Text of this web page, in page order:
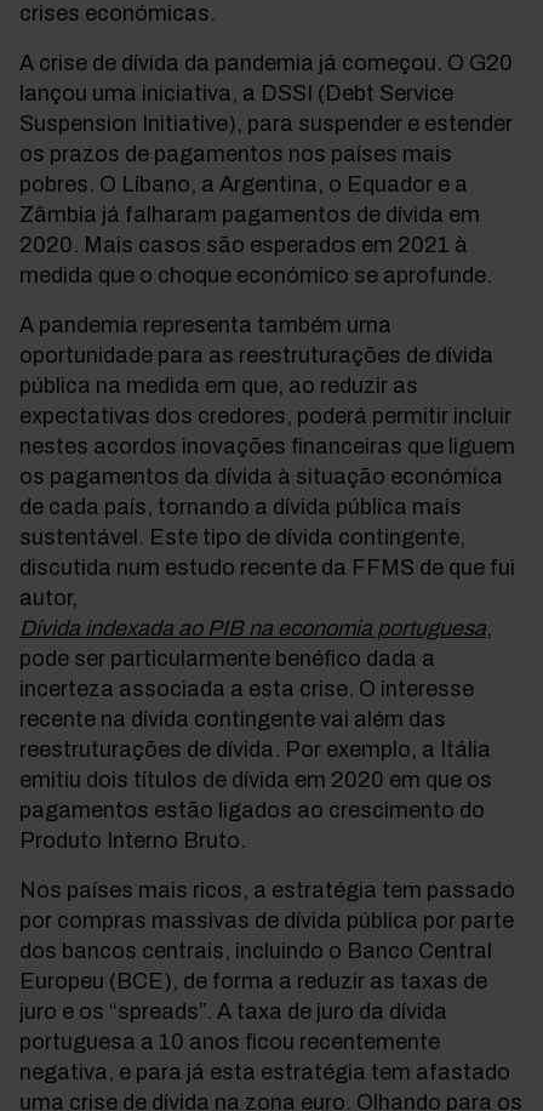
crises económicas.
A crise de dívida da pandemia já começou. O G20
lançou uma iniciativa, a DSSI (Debt Service
Suspension Initiative), para suspender e estender
os prazos de pagamentos nos países mais
pobres. O Líbano, a Argentina, o Equador e a
Zâmbia já falharam pagamentos de dívida em
2020. Mais casos são esperados em 2021 à
medida que o choque económico se aprofunde.
A pandemia representa também uma
oportunidade para as reestruturações de dívida
pública na medida em que, ao reduzir as
expectativas dos credores, poderá permitir incluir
nestes acordos inovações financeiras que liguem
os pagamentos da dívida à situação económica
de cada país, tornando a dívida pública mais
sustentável. Este tipo de dívida contingente,
discutida num estudo recente da FFMS de que fui
autor,
Dívida indexada ao PIB na economia portuguesa,
pode ser particularmente benéfico dada a
incerteza associada a esta crise. O interesse
recente na dívida contingente vai além das
reestruturações de dívida. Por exemplo, a Itália
emitiu dois títulos de dívida em 2020 em que os
pagamentos estão ligados ao crescimento do
Produto Interno Bruto.
Nos países mais ricos, a estratégia tem passado
por compras massivas de dívida pública por parte
dos bancos centrais, incluindo o Banco Central
Europeu (BCE), de forma a reduzir as taxas de
juro e os “spreads”. A taxa de juro da dívida
portuguesa a 10 anos ficou recentemente
negativa, e para já esta estratégia tem afastado
uma crise de dívida na zona euro. Olhando para os